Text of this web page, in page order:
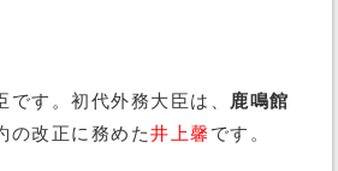
です。初代外務大臣は、
鹿鳴館
の改正に務めた井上馨 です。